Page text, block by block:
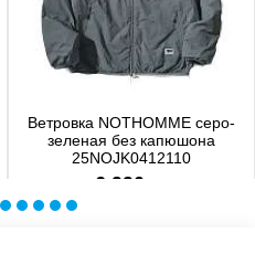
Ветровка NOTHOMME серо-
зеленая без капюшона
25NOJK0412110
6 990 р.